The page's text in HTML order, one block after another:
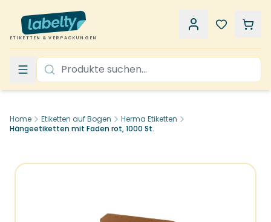
ETIKETTEN & VERPACKUNGEN
Home Etiketten auf Bogen
Herma Etiketten
Hängeetiketten mit Faden rot, 1000 St.